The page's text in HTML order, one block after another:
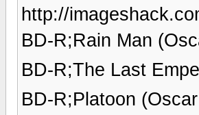
http://
BD-R;Rain Man
BD-R;The Last
BD-R;Platoon